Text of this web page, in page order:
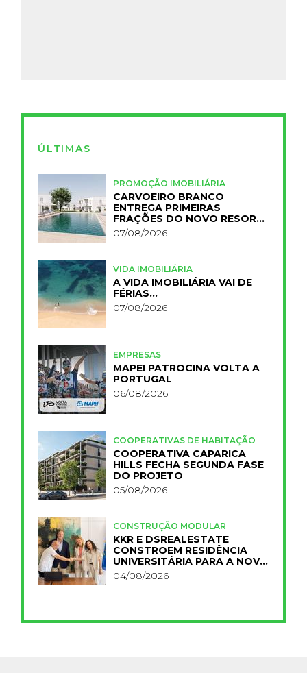
ÚLTIMAS
PROMOÇÃO IMOBILIÁRIA
CARVOEIRO BRANCO
ENTREGA PRIMEIRAS
FRAÇÕES DO NOVO RESORT
PRIMELIFE
07/08/2026
VIDA IMOBILIÁRIA
A VIDA IMOBILIÁRIA VAI DE
FÉRIAS…
07/08/2026
EMPRESAS
MAPEI PATROCINA VOLTA A
PORTUGAL
06/08/2026
COOPERATIVAS DE HABITAÇÃO
COOPERATIVA CAPARICA
HILLS FECHA SEGUNDA FASE
DO PROJETO
05/08/2026
CONSTRUÇÃO MODULAR
KKR E DSREALESTATE
CONSTROEM RESIDÊNCIA
UNIVERSITÁRIA PARA A NOVA
FCT
04/08/2026